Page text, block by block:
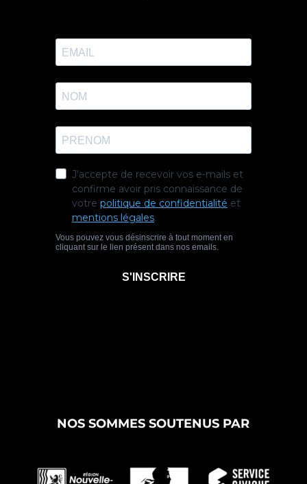
NOS SOMMES SOUTENUS PAR